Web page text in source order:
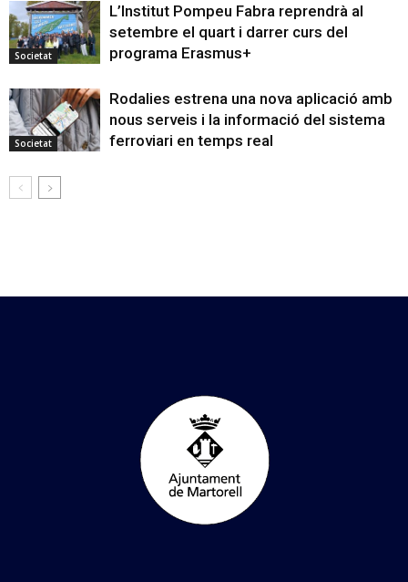
Societat
L’Institut Pompeu Fabra reprendrà al
setembre el quart i darrer curs del
programa Erasmus+
Societat
Rodalies estrena una nova aplicació amb
nous serveis i la informació del sistema
ferroviari en temps real